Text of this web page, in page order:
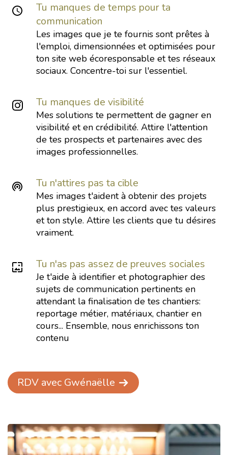
Tu manques de temps pour ta
communication
Les images que je te fournis sont prêtes à
l'emploi, dimensionnées et optimisées pour
ton site web écoresponsable et tes réseaux
sociaux. Concentre-toi sur l'essentiel.
Tu manques de visibilité
Mes solutions te permettent de gagner en
visibilité et en crédibilité. Attire l'attention
de tes prospects et partenaires avec des
images professionnelles.
Tu n'attires pas ta cible
Mes images t'aident à obtenir des projets
plus prestigieux, en accord avec tes valeurs
et ton style. Attire les clients que tu désires
vraiment.
Tu n'as pas assez de preuves sociales
Je t'aide à identifier et photographier des
sujets de communication pertinents en
attendant la finalisation de tes chantiers:
reportage métier, matériaux, chantier en
cours... Ensemble, nous enrichissons ton
contenu
RDV avec Gwénaëlle